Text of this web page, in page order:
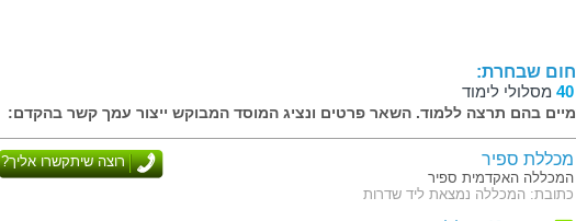
ויום ו' ) מאפשרת לסטודנטים לשלב לימודים עם
וכו'.
ואקדמית של הסטודנטים, קיים מרכז יעוץ
הסטודנט החל מבחירת מסלול הלימודים ודרך
סדנאות לרכישת מיומנויות למידה, מפגשי
ליקויות למידה. הסטודנטים במכללה זוכים ליחס
והעצמה בדרך האקדמית.
שבחרת:
40 מסלולי לימוד
בהם תרצה ללמוד. השאר פרטים ונציג המוסד המבוקש ייצור עמך קשר בהקדם:
מכללת ספיר
המכללה האקדמית ספיר
כתובת: המכללה נמצאת ליד שדרות
רוצה שיתקשרו אליך?